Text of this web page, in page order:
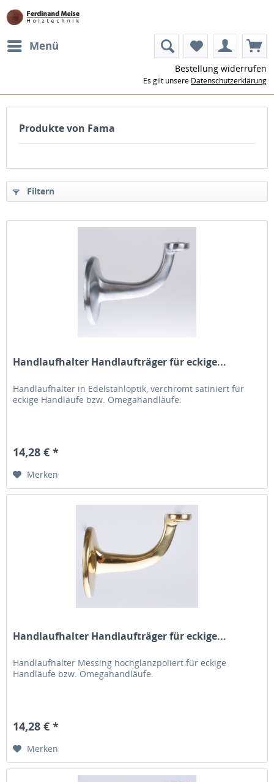
Menü
Bestellung widerrufen
Es gilt unsere Datenschutzerklärung
Produkte von Fama
Filtern
Handlaufhalter Handlaufträger für eckige...
Handlaufhalter in Edelstahloptik, verchromt satiniert für
eckige Handläufe bzw. Omegahandläufe.
14,28 € *
Merken
Handlaufhalter Handlaufträger für eckige...
Handlaufhalter Messing hochglanzpoliert für eckige
Handläufe bzw. Omegahandläufe.
14,28 € *
Merken